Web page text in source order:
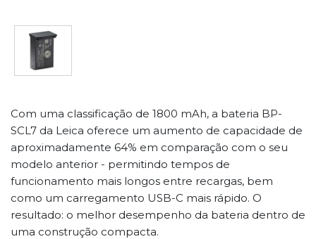
Com uma classificação de 1800 mAh, a bateria BP-
SCL7 da Leica oferece um aumento de capacidade de
aproximadamente 64% em comparação com o seu
modelo anterior - permitindo tempos de
funcionamento mais longos entre recargas, bem
como um carregamento USB-C mais rápido. O
resultado: o melhor desempenho da bateria dentro de
uma construção compacta.